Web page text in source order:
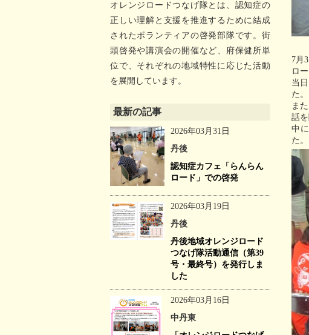
7月
ロ
当
た。
ま
話
中
た。
オレンジロードつなげ隊とは、認知症の
正しい理解と支援を推進するために結成
されたボランティアの啓発部隊です。街
頭啓発や講演会の開催など、府保健所単
位で、それぞれの地域特性に応じた活動
を展開しています。
最新の記事
2026年03月31日
丹後
認知症カフェ「らんらん
ロード」での啓発
2026年03月19日
丹後
丹後地域オレンジロード
つなげ隊活動通信（第39
号・最終号）を発行しま
した
2026年03月16日
中丹東